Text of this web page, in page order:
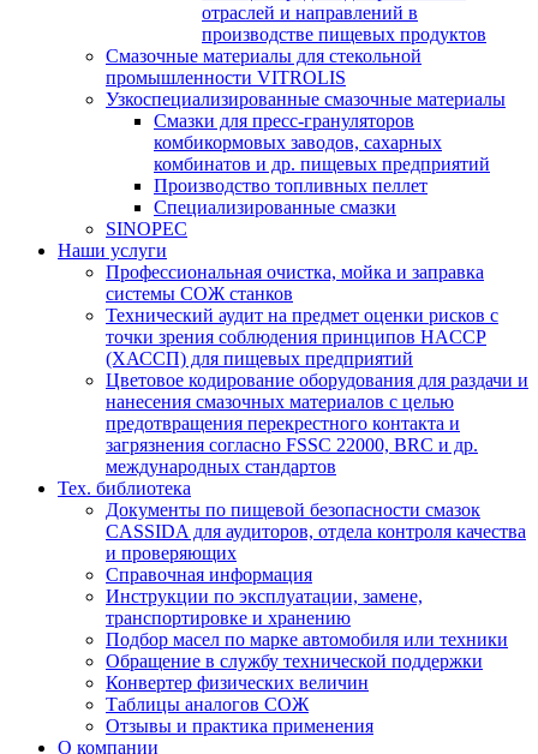
отраслей и направлений в
производстве пищевых продуктов
Смазочные материалы для стекольной
промышленности VITROLIS
Узкоспециализированные смазочные материалы
Смазки для пресс-грануляторов
комбикормовых заводов, сахарных
комбинатов и др. пищевых предприятий
Производство топливных пеллет
Специализированные смазки
SINOPEC
Наши услуги
Профессиональная очистка, мойка и заправка
системы СОЖ станков
Технический аудит на предмет оценки рисков с
точки зрения соблюдения принципов HACCP
(ХАССП) для пищевых предприятий
Цветовое кодирование оборудования для раздачи и
нанесения смазочных материалов с целью
предотвращения перекрестного контакта и
загрязнения согласно FSSC 22000, BRC и др.
международных стандартов
Тех. библиотека
Документы по пищевой безопасности смазок
CASSIDA для аудиторов, отдела контроля качества
и проверяющих
Справочная информация
Инструкции по эксплуатации, замене,
транспортировке и хранению
Подбор масел по марке автомобиля или техники
Обращение в службу технической поддержки
Конвертер физических величин
Таблицы аналогов СОЖ
Отзывы и практика применения
О компании